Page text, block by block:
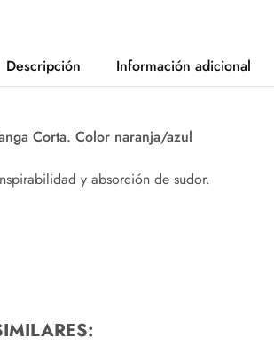
Descripción Información adicional
Corta. Color naranja/azul
y absorción de sudor.